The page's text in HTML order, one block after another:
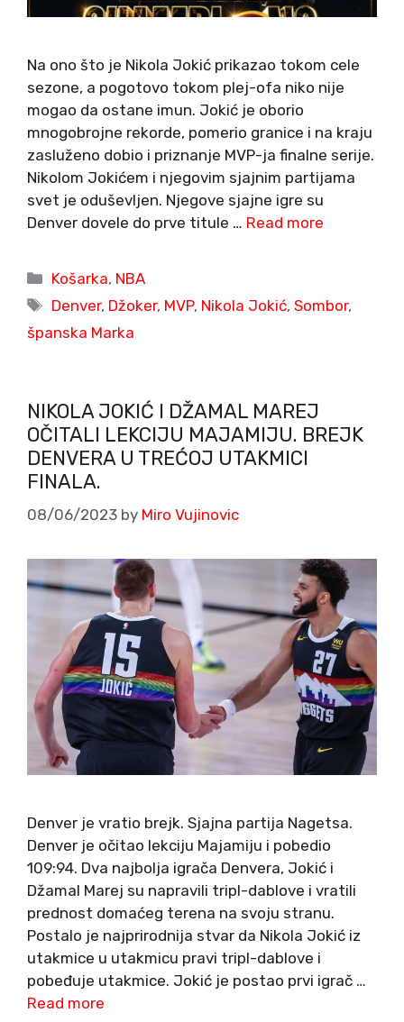
Na ono što je Nikola Jokić prikazao tokom cele
sezone, a pogotovo tokom plej-ofa niko nije
mogao da ostane imun. Jokić je oborio
mnogobrojne rekorde, pomerio granice i na kraju
zasluženo dobio i priznanje MVP-ja finalne serije.
Nikolom Jokićem i njegovim sjajnim partijama
svet je oduševljen. Njegove sjajne igre su
Denver dovele do prve titule … Read more
Categories
Košarka, NBA
Tags
Denver, Džoker, MVP, Nikola Jokić,Sombor,
španska Marka
NIKOLA JOKIĆ I DŽAMAL MAREJ
OČITALI LEKCIJU MAJAMIJU. BREJK
DENVERA U TREĆOJ UTAKMICI
FINALA.
08/06/2023 by Miro Vujinovic
Denver je vratio brejk. Sjajna partija Nagetsa.
Denver je očitao lekciju Majamiju i pobedio
109:94. Dva najbolja igrača Denvera, Jokić i
Džamal Marej su napravili tripl-dablove i vratili
prednost domaćeg terena na svoju stranu.
Postalo je najprirodnija stvar da Nikola Jokić iz
utakmice u utakmicu pravi tripl-dablove i
pobeđuje utakmice. Jokić je postao prvi igrač …
Read more